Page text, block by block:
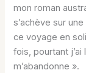
mon roman
s’achève sur
ce voyage en
fois, pourtant j’ai
m’abandonne ».